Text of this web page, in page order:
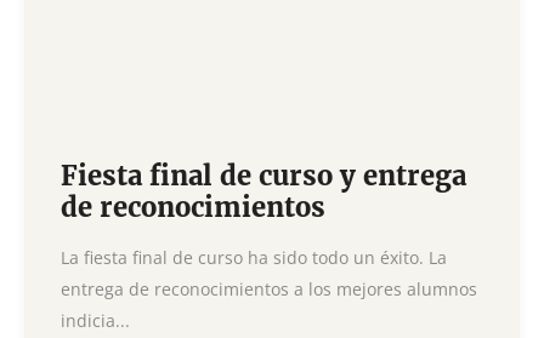
Fiesta final de curso y entrega
de reconocimientos
La fiesta final de curso ha sido todo un éxito. La
entrega de reconocimientos a los mejores alumnos
indicia...